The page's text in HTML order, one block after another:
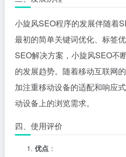
小旋风SEO程序的发展伴随着
最初的简单关键词优化、标签
SEO解决方案，小旋风SEO不
的发展趋势。随着移动互联网
加注重移动设备的适配和响应
动设备上的浏览需求。
四、使用评价
优点 ：